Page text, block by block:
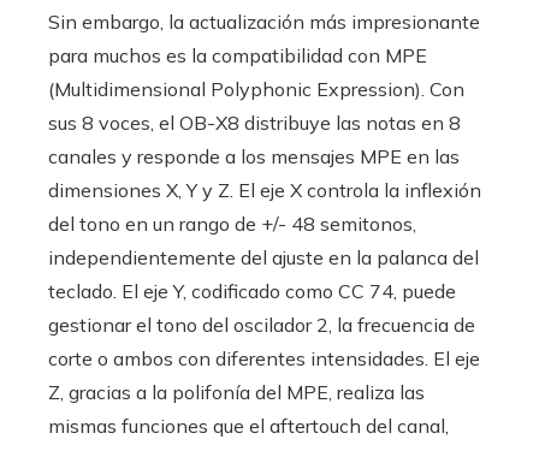
Sin embargo, la actualización más impresionante
para muchos es la compatibilidad con MPE
(Multidimensional Polyphonic Expression). Con
sus 8 voces, el OB-X8 distribuye las notas en 8
canales y responde a los mensajes MPE en las
dimensiones X, Y y Z. El eje X controla la inflexión
del tono en un rango de +/- 48 semitonos,
independientemente del ajuste en la palanca del
teclado. El eje Y, codificado como CC 74, puede
gestionar el tono del oscilador 2, la frecuencia de
corte o ambos con diferentes intensidades. El eje
Z, gracias a la polifonía del MPE, realiza las
mismas funciones que el aftertouch del canal,